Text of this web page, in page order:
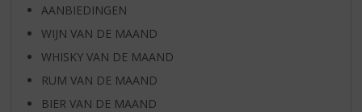
AANBIEDINGEN
WIJN VAN DE MAAND
WHISKY VAN DE MAAND
RUM VAN DE MAAND
BIER VAN DE MAAND